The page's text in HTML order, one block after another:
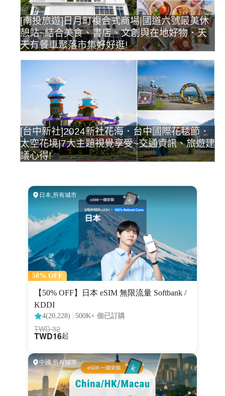
[南投旅遊]日月町複合式商場|國道六號最美休
憩站~結合美食、書店、文創與在地好物．天
天有餐車聚落市集好好逛!
[台中新社]2024新社花海．台中國際花毯節．
太空花境|7大主題視覺享受~交通資訊、旅遊建
議心得!